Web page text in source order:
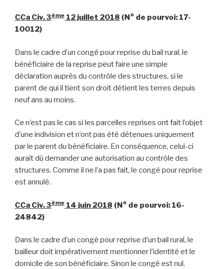
CCa Civ. 3ème 12 juillet 2018 (N° de pourvoi: 17-
10012)
Dans le cadre d’un congé pour reprise du bail rural, le
bénéficiaire de la reprise peut faire une simple
déclaration auprès du contrôle des structures, si le
parent de qui il tient son droit détient les terres depuis
neuf ans au moins.
Ce n’est pas le cas si les parcelles reprises ont fait l’objet
d’une indivision et n’ont pas été détenues uniquement
par le parent du bénéficiaire. En conséquence, celui-ci
aurait dû demander une autorisation au contrôle des
structures. Comme il ne l’a pas fait, le congé pour reprise
est annulé.
CCa Civ. 3ème 14 juin 2018 (N° de pourvoi: 16-
24842)
Dans le cadre d’un congé pour reprise d’un bail rural, le
bailleur doit impérativement mentionner l’identité et le
domicile de son bénéficiaire. Sinon le congé est nul.